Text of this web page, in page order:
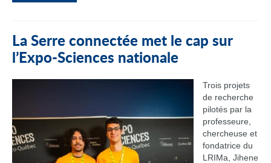
La Serre connectée met le cap sur
l’Expo-Sciences nationale
Trois projets
de recherche
pilotés par la
professeure,
chercheuse et
fondatrice du
LRIMa, Jihene